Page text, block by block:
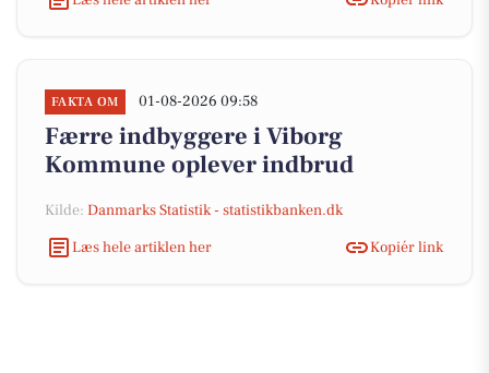
FAKTA OM 01-08-2026 09:58
Færre indbyggere i Viborg
Kommune oplever indbrud
Kilde: Danmarks Statistik - statistikbanken.dk
Læs hele artiklen her
Kopiér link